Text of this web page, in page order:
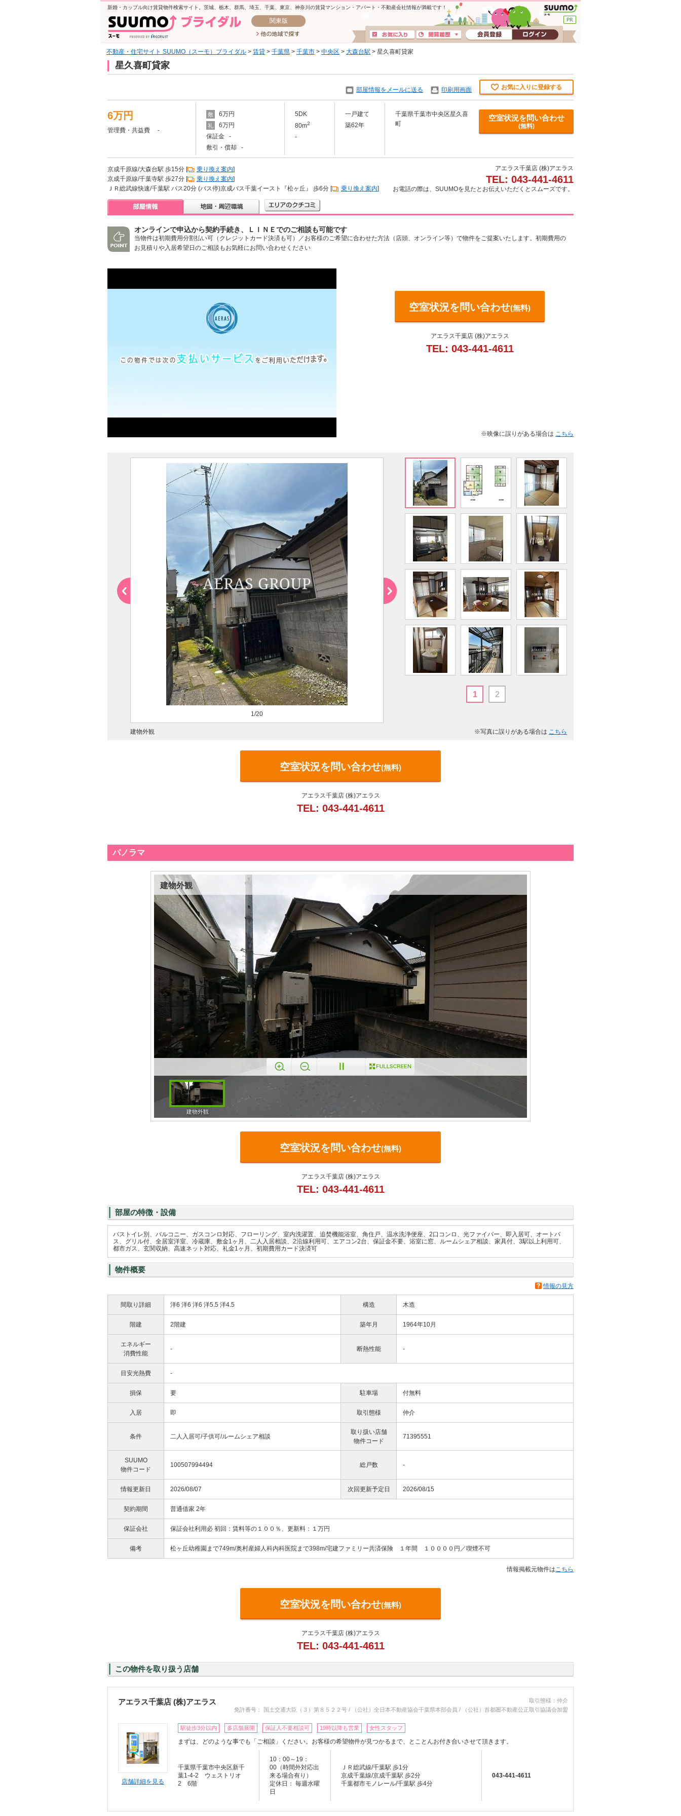
新婚・カップル向け賃貸物件検索サイト。茨城、栃木、群馬、埼玉、千葉、東京、神奈川の賃貸マンション・アパート・不動産会社情報が満載です！
関東版
不動産・住宅サイト SUUMO（スーモ）ブライダル > 賃貸 > 千葉県 > 千葉市 > 中央区 > 大森台駅 > 星久喜町貸家
星久喜町貸家
部屋情報をメールに送る 印刷用画面 お気に入りに登録する
6万円
管理費・共益費 -
敷 6万円
礼
6万円
保証金 -
敷引・償却 -
5DK
80m2
-
一戸建て
築62年
千葉県千葉市中央区星久喜
町
空室状況を問い合わせ
(無料)
京成千原線/大森台駅 歩15分 [ 乗り換え案内]
京成千原線/千葉寺駅 歩27分 [
乗り換え案内]
ＪＲ総武線快速/千葉駅 バス20分 (バス停)京成バス千葉イースト『松ヶ丘』 歩6分 [
乗り換え案内]
アエラス千葉店 (株)アエラス
TEL: 043-441-4611
お電話の際は、SUUMOを見たとお伝えいただくとスムーズです。
オンラインで申込から契約手続き、ＬＩＮＥでのご相談も可能です
当物件は初期費用分割払い可（クレジットカード決済も可）／お客様のご希望に合わせた方法（店頭、オンライン等）で物件をご提案いたします。初期費用の
お見積りや入居希望日のご相談もお気軽にお問い合わせください
空室状況を問い合わせ(無料)
アエラス千葉店 (株)アエラス
TEL: 043-441-4611
※映像に誤りがある場合は こちら
1/20
建物外観
1 2
※写真に誤りがある場合は こちら
空室状況を問い合わせ(無料)
アエラス千葉店 (株)アエラス
TEL: 043-441-4611
パノラマ
空室状況を問い合わせ(無料)
アエラス千葉店 (株)アエラス
TEL: 043-441-4611
部屋の特徴・設備
バストイレ別、バルコニー、ガスコンロ対応、フローリング、室内洗濯置、追焚機能浴室、角住戸、温水洗浄便座、2口コンロ、光ファイバー、即入居可、オートバ
ス、グリル付、全居室洋室、冷蔵庫、敷金1ヶ月、二人入居相談、2沿線利用可、エアコン2台、保証金不要、浴室に窓、ルームシェア相談、家具付、3駅以上利用可、
都市ガス、玄関収納、高速ネット対応、礼金1ヶ月、初期費用カード決済可
物件概要
情報の見方
間取り詳細 洋6 洋6 洋6 洋5.5 洋4.5 構造 木造
階建 2階建 築年月 1964年10月
エネルギー
消費性能
- 断熱性能 -
目安光熱費 -
損保 要 駐車場 付無料
入居 即 取引態様 仲介
条件 二人入居可/子供可/ルームシェア相談
取り扱い店舗
物件コード
71395551
SUUMO
物件コード
100507994494 総戸数 -
情報更新日 2026/08/07 次回更新予定日 2026/08/15
契約期間 普通借家 2年
保証会社 保証会社利用必 初回：賃料等の１００％、更新料：１万円
備考 松ヶ丘幼稚園まで749m/奥村産婦人科内科医院まで398m/宅建ファミリー共済保険 １年間 １００００円／喫煙不可
情報掲載元物件はこちら
空室状況を問い合わせ(無料)
アエラス千葉店 (株)アエラス
TEL: 043-441-4611
この物件を取り扱う店舗
アエラス千葉店 (株)アエラス
取引態様：仲介
免許番号： 国土交通大臣（３）第８５２２号 / （公社）全日本不動産協会千葉県本部会員 / （公社）首都圏不動産公正取引協議会加盟
店舗詳細を見る
駅徒歩3分以内 多店舗展開 保証人不要相談可 19時以降も営業 女性スタッフ
まずは、どのような事でも「ご相談」ください。お客様の希望物件が見つかるまで、とことんお付き合いさせて頂きます。
千葉県千葉市中央区新千
葉1-4-2 ウェストリオ
2 6階
10：00～19：
00（時間外対応出
来る場合有り）
定休日： 毎週水曜
日
ＪＲ総武線/千葉駅 歩1分
京成千葉線/京成千葉駅 歩2分
千葉都市モノレール/千葉駅 歩4分
043-441-4611